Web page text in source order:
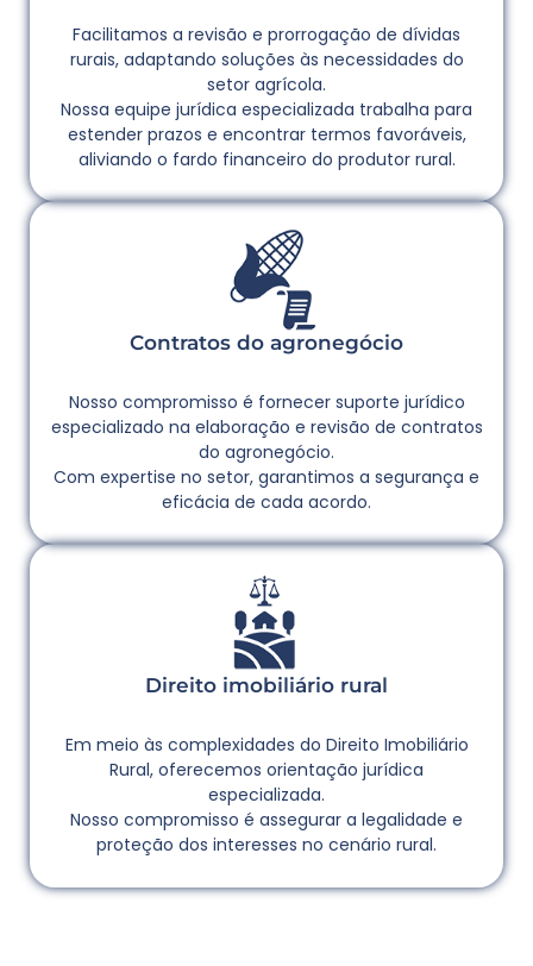
Facilitamos a revisão e prorrogação de dívidas
rurais, adaptando soluções às necessidades do
setor agrícola.
Nossa equipe jurídica especializada trabalha para
estender prazos e encontrar termos favoráveis,
aliviando o fardo financeiro do produtor rural.
Contratos do agronegócio
Nosso compromisso é fornecer suporte jurídico
especializado na elaboração e revisão de contratos
do agronegócio.
Com expertise no setor, garantimos a segurança e
eficácia de cada acordo.
Direito imobiliário rural
Em meio às complexidades do Direito Imobiliário
Rural, oferecemos orientação jurídica
especializada.
Nosso compromisso é assegurar a legalidade e
proteção dos interesses no cenário rural.